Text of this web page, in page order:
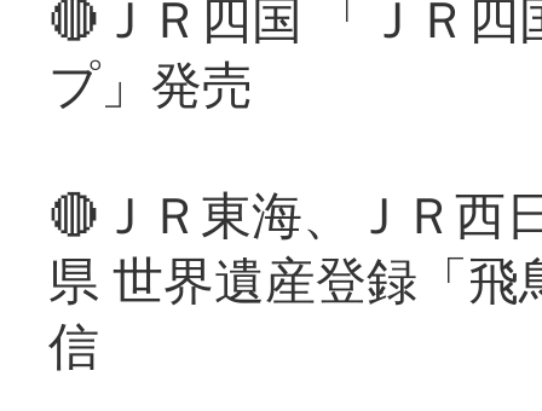
🔴ＪＲ四国 「ＪＲ
プ」発売
🔴ＪＲ東海、ＪＲ西
県 世界遺産登録「
信